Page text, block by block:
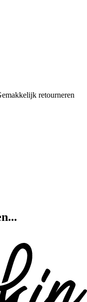
retourneren